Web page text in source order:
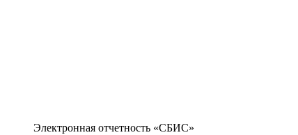
Электронная отчетность «СБИС»